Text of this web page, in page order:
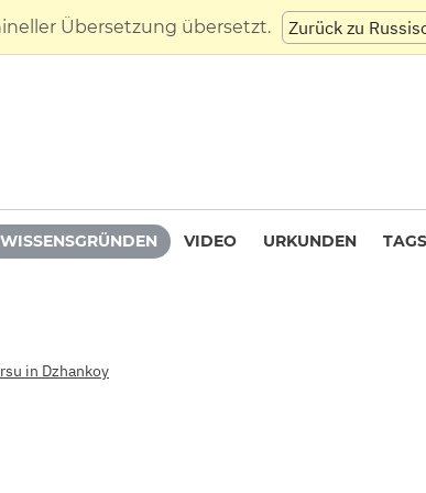
Übersetzung übersetzt. Zurück zu
VIDEO URKUNDEN TAGS
in Dzhankoy